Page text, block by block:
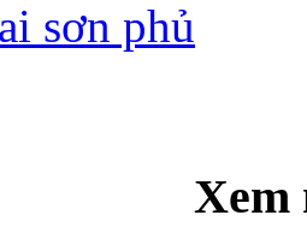
Xem